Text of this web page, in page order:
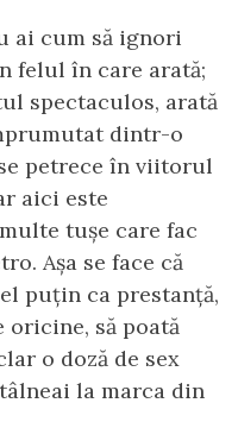
ai cum să ignori
felul în care arată;
spectaculos, arată
dintr-o
petrece în viitorul
aici este
tușe care fac
Așa se face că
puțin ca prestanță,
oricine, să poată
o doză de sex
la marca din